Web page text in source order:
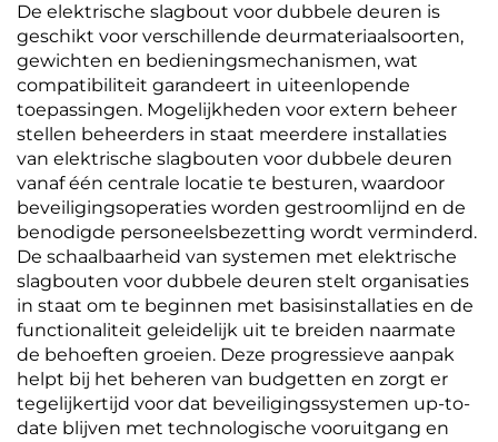
De elektrische slagbout voor dubbele deuren is
geschikt voor verschillende deurmateriaalsoorten,
gewichten en bedieningsmechanismen, wat
compatibiliteit garandeert in uiteenlopende
toepassingen. Mogelijkheden voor extern beheer
stellen beheerders in staat meerdere installaties
van elektrische slagbouten voor dubbele deuren
vanaf één centrale locatie te besturen, waardoor
beveiligingsoperaties worden gestroomlijnd en de
benodigde personeelsbezetting wordt verminderd.
De schaalbaarheid van systemen met elektrische
slagbouten voor dubbele deuren stelt organisaties
in staat om te beginnen met basisinstallaties en de
functionaliteit geleidelijk uit te breiden naarmate
de behoeften groeien. Deze progressieve aanpak
helpt bij het beheren van budgetten en zorgt er
tegelijkertijd voor dat beveiligingssystemen up-to-
date blijven met technologische vooruitgang en